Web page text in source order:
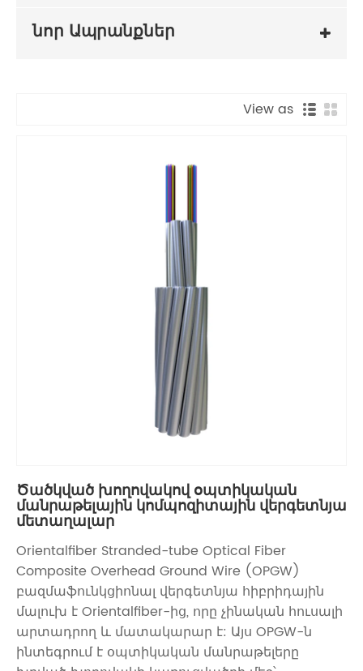
նոր Ապրանքներ
View as
Ծածկված խողովակով օպտիկական
մանրաթելային կոմպոզիտային վերգետնյա
մետաղալար
Orientalfiber Stranded-tube Optical Fiber
Composite Overhead Ground Wire (OPGW)
բազմաֆունկցիոնալ վերգետնյա հիբրիդային
մալուխ է Orientalfiber-ից, որը չինական հուսալի
արտադրող և մատակարար է: Այս OPGW-ն
ինտեգրում է օպտիկական մանրաթելերը